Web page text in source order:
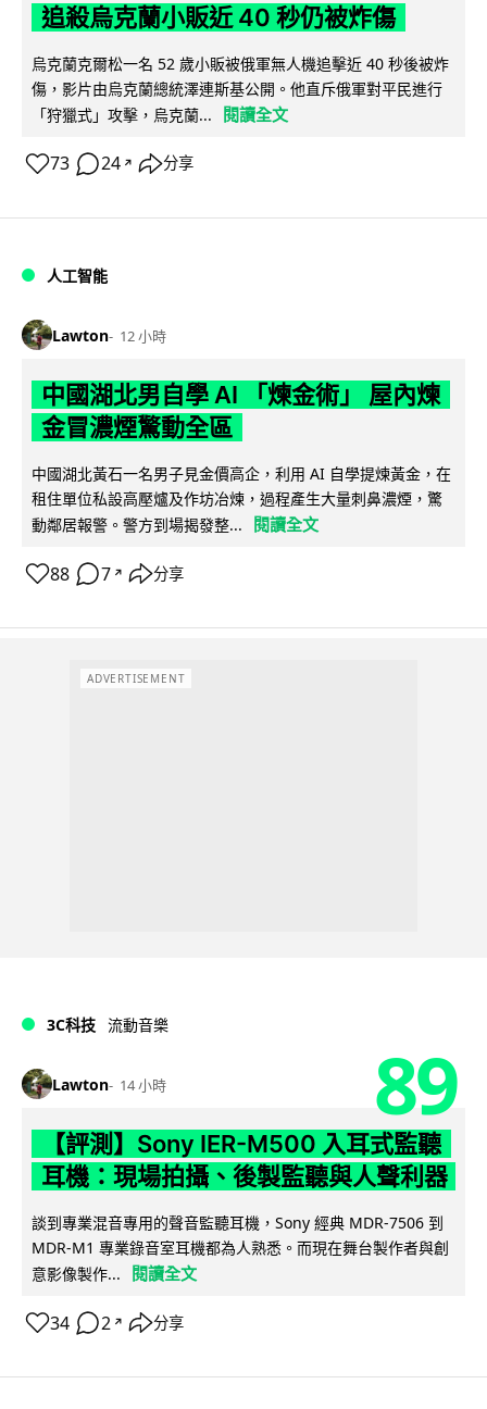
追殺烏克蘭小販近 40 秒仍被炸傷
烏克蘭克爾松一名 52 歲小販被俄軍無人機追擊近 40 秒後被炸
傷，影片由烏克蘭總統澤連斯基公開。他直斥俄軍對平民進行
「狩獵式」攻擊，烏克蘭...
閱讀全文
73 24 ↗ 分享
人工智能
Lawton 12 小時
中國湖北男自學 AI 「煉金術」 屋內煉
金冒濃煙驚動全區
中國湖北黃石一名男子見金價高企，利用 AI 自學提煉黃金，在
租住單位私設高壓爐及作坊冶煉，過程產生大量刺鼻濃煙，驚
動鄰居報警。警方到場揭發整...
閱讀全文
88 7 ↗ 分享
ADVERTISEMENT
3C科技 流動音樂
Lawton 14 小時 89
【評測】Sony IER-M500 入耳式監聽
耳機：現場拍攝、後製監聽與人聲利器
談到專業混音專用的聲音監聽耳機，Sony 經典 MDR-7506 到
MDR-M1 專業錄音室耳機都為人熟悉。而現在舞台製作者與創
意影像製作...
閱讀全文
34 2 ↗ 分享